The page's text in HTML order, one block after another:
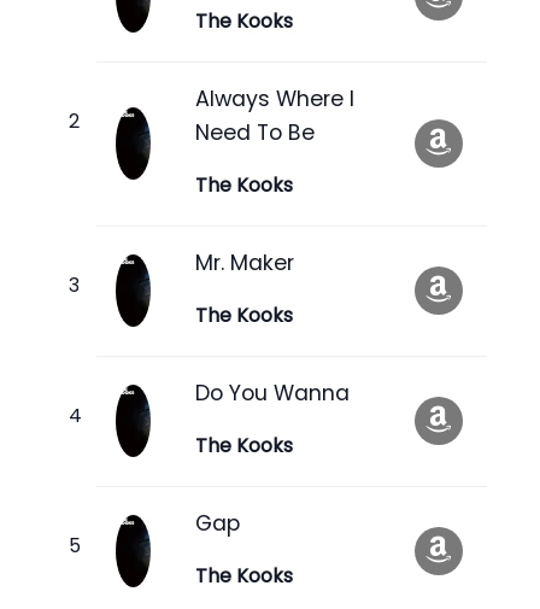
The Kooks
Always Where I
Need To Be
The Kooks
Mr. Maker
The Kooks
Do You Wanna
The Kooks
Gap
The Kooks